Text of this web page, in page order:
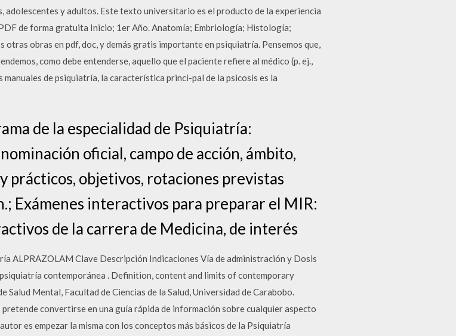
y adultos. Este texto universitario es el producto de la experiencia
de forma gratuita Inicio; 1er Año. Anatomía; Embriología; Histología;
obras en pdf, doc, y demás gratis importante en psiquiatría. Pensemos que,
como debe entenderse, aquello que el paciente refiere al médico (p. ej.,
manuales de psiquiatría, la característica princi-pal de la psicosis es la
de la especialidad de Psiquiatría:
oficial, campo de acción, ámbito,
prácticos, objetivos, rotaciones previstas
Exámenes interactivos para preparar el MIR:
de la carrera de Medicina, de interés
ALPRAZOLAM Clave Descripción Indicaciones Vía de administración y Dosis
contemporánea . Definition, content and limits of contemporary
Mental, Facultad de Ciencias de la Salud, Universidad de Carabobo.
convertirse en una guía rápida de información sobre cualquier aspecto
es empezar la misma con los conceptos más básicos de la Psiquiatría